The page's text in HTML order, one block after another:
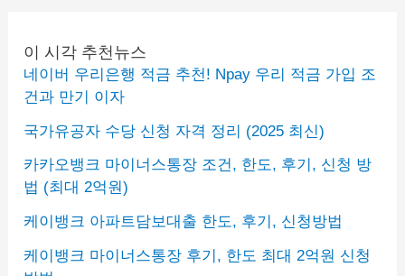
이 시각 추천뉴스
네이버 우리은행 적금 추천! Npay 우리 적금 가입 조
건과 만기 이자
국가유공자 수당 신청 자격 정리 (2025 최신)
카카오뱅크 마이너스통장 조건, 한도, 후기, 신청 방
법 (최대 2억원)
케이뱅크 아파트담보대출 한도, 후기, 신청방법
케이뱅크 마이너스통장 후기, 한도 최대 2억원 신청